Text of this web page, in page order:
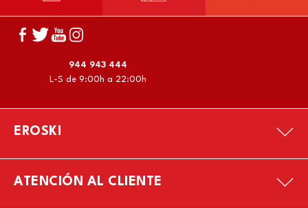
944 943 444
L-S de 9:00h a 22:00h
EROSKI
ATENCIÓN AL CLIENTE